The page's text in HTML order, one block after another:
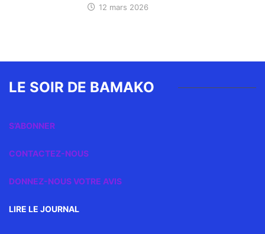
12 mars 2026
LE SOIR DE BAMAKO
S’ABONNER
CONTACTEZ-NOUS
DONNEZ-NOUS VOTRE AVIS
LIRE LE JOURNAL